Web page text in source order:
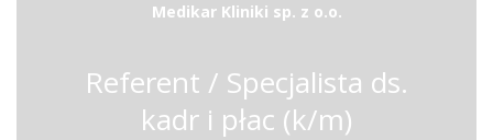
Medikar Kliniki sp. z o.o.
Referent / Specjalista ds.
kadr i płac (k/m)